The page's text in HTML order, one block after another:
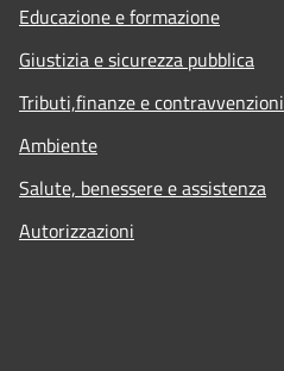
Educazione e formazione
Giustizia e sicurezza pubblica
Tributi,finanze e contravvenzioni
Ambiente
Salute, benessere e assistenza
Autorizzazioni